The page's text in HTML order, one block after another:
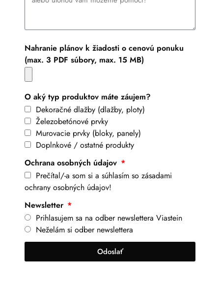
Nahranie plánov k žiadosti o cenovú ponuku
(max. 3 PDF súbory, max. 15 MB)
O aký typ produktov máte záujem?
Dekoračné dlažby (dlažby, ploty)
Železobetónové prvky
Murovacie prvky (bloky, panely)
Doplnkové / ostatné produkty
Ochrana osobných údajov
Prečítal/-a som si a súhlasím so zásadami
ochrany osobných údajov!
Newsletter
Prihlasujem sa na odber newslettera Viastein
Neželám si odber newslettera
Odoslať